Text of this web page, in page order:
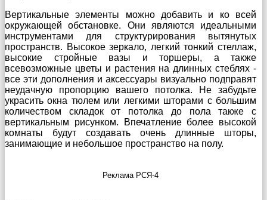
Вертикальные элементы можно добавить и ко всей
окружающей обстановке. Они являются идеальными
инструментами для структурирования вытянутых
пространств. Высокое зеркало, легкий тонкий стеллаж,
высокие стройные вазы и торшеры, а также
всевозможные цветы и растения на длинных стеблях -
все эти дополнения и аксессуары визуально подправят
неудачную пропорцию вашего потолка. Не забудьте
украсить окна тюлем или легкими шторами с большим
количеством складок от потолка до пола также с
вертикальным рисунком. Впечатление более высокой
комнаты будут создавать очень длинные шторы,
занимающие и небольшое пространство на полу.
Реклама РСЯ-4